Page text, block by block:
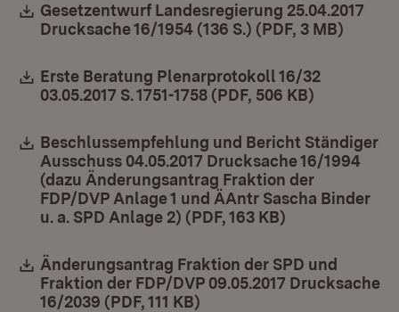
Download:
Gesetzentwurf Landesregierung 25.04.2017
Drucksache 16/1954 (136 S.) (PDF, 3 MB)
Download:
Erste Beratung Plenarprotokoll 16/32
03.05.2017 S. 1751-1758 (PDF, 506 KB)
Download:
Beschlussempfehlung und Bericht Ständiger
Ausschuss 04.05.2017 Drucksache 16/1994
(dazu Änderungsantrag Fraktion der
FDP/DVP Anlage 1 und ÄAntr Sascha Binder
u. a. SPD Anlage 2) (PDF, 163 KB)
Download:
Änderungsantrag Fraktion der SPD und
Fraktion der FDP/DVP 09.05.2017 Drucksache
16/2039 (PDF, 111 KB)